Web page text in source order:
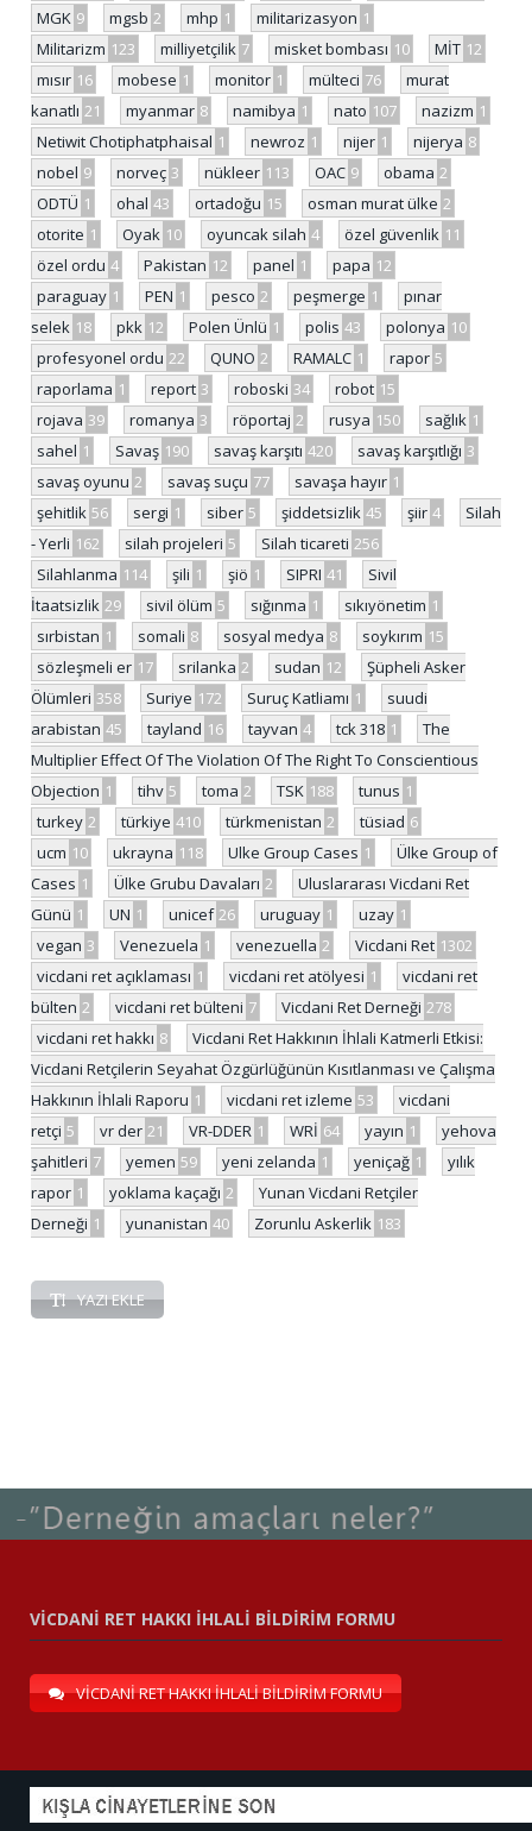
MGK 9 mgsb 2 mhp 1 militarizasyon 1
Militarizm 123 milliyetçilik 7 misket bombası 10 MİT 12
mısır 16 mobese 1 monitor 1 mülteci 76
murat
kanatlı 21 myanmar 8 namibya 1 nato 107 nazizm 1
Netiwit Chotiphatphaisal 1 newroz 1 nijer 1 nijerya 8
nobel 9 norveç 3 nükleer 113 OAC 9 obama 2
ODTÜ 1 ohal 43 ortadoğu 15 osman murat ülke 2
otorite 1 Oyak 10 oyuncak silah 4 özel güvenlik 11
özel ordu 4 Pakistan 12 panel 1 papa 12
paraguay 1 PEN 1 pesco 2 peşmerge 1
pınar
selek 18 pkk 12 Polen Ünlü 1 polis 43 polonya 10
profesyonel ordu 22 QUNO 2 RAMALC 1 rapor 5
raporlama 1 report 3 roboski 34 robot 15
rojava 39 romanya 3 röportaj 2 rusya 150 sağlık 1
sahel 1 Savaş 190 savaş karşıtı 420 savaş karşıtlığı 3
savaş oyunu 2 savaş suçu 77 savaşa hayır 1
şehitlik 56 sergi 1 siber 5 şiddetsizlik 45 şiir 4
Silah
- Yerli 162 silah projeleri 5 Silah ticareti 256
Silahlanma 114 şili 1 şiö 1 SIPRI 41
Sivil
İtaatsizlik 29 sivil ölüm 5 sığınma 1 sıkıyönetim 1
sırbistan 1 somali 8 sosyal medya 8 soykırım 15
sözleşmeli er 17 srilanka 2 sudan 12
Şüpheli Asker
Ölümleri 358 Suriye 172 Suruç Katliamı 1
suudi
arabistan 45 tayland 16 tayvan 4 tck 318 1
The
Multiplier Effect Of The Violation Of The Right To Conscientious
Objection 1 tihv 5 toma 2 TSK 188 tunus 1
turkey 2 türkiye 410 türkmenistan 2 tüsiad 6
ucm 10 ukrayna 118 Ulke Group Cases 1
Ülke Group of
Cases 1 Ülke Grubu Davaları 2
Uluslararası Vicdani Ret
Günü 1 UN 1 unicef 26 uruguay 1 uzay 1
vegan 3 Venezuela 1 venezuella 2 Vicdani Ret 1302
vicdani ret açıklaması 1 vicdani ret atölyesi 1
vicdani ret
bülten 2 vicdani ret bülteni 7 Vicdani Ret Derneği 278
vicdani ret hakkı 8
Vicdani Ret Hakkının İhlali Katmerli Etkisi:
Vicdani Retçilerin Seyahat Özgürlüğünün Kısıtlanması ve Çalışma
Hakkının İhlali Raporu 1 vicdani ret izleme 53
vicdani
retçi 5 vr der 21 VR-DDER 1 WRİ 64 yayın 1
yehova
şahitleri 7 yemen 59 yeni zelanda 1 yeniçağ 1
yılık
rapor 1 yoklama kaçağı 2
Yunan Vicdani Retçiler
Derneği 1 yunanistan 40 Zorunlu Askerlik 183
YAZI EKLE
VİCDANİ RET HAKKI İHLALİ BİLDİRİM FORMU
VİCDANİ RET HAKKI İHLALİ BİLDİRİM FORMU